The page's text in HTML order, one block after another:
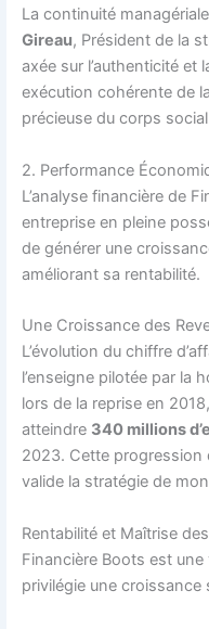
La continuité
Gireau, Président de la
axée sur l’authenticité et
exécution cohérente de
précieuse du corps
2. Performance
L’analyse financière de
entreprise en pleine
de générer une
améliorant sa rentabilité.
Une Croissance des
L’évolution du chiffre
l’enseigne pilotée par la
lors de la reprise en
atteindre 340 millions
2023. Cette progression
valide la stratégie de
Rentabilité et Maîtrise
Financière Boots est
privilégie une croissance